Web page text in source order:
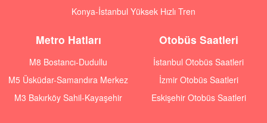
Konya-İstanbul Yüksek Hızlı Tren
Metro Hatları
M8 Bostancı-Dudullu
M5 Üsküdar-Samandıra Merkez
M3 Bakırköy Sahil-Kayaşehir
Otobüs Saatleri
İstanbul Otobüs Saatleri
İzmir Otobüs Saatleri
Eskişehir Otobüs Saatleri